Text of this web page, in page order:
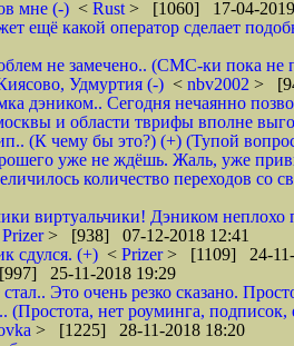
мне (-) < Rust > [1060] 17-04-
ещё какой оператор сделает
не замечено.. (СМС-ки пока
Удмуртия (-) < nbv2002 >
дэником.. Сегодня нечаянно
и области тврифы вполне
(К чему бы это?) (+) (Тупой
уже не ждёшь. Жаль, уже
количество переходов
виртуальчики! Дэником
Prizer> [938] 07-12-2018 12:41
сдулся. (+) < Prizer> [1109] 24-11-
25-11-2018 19:29
Это очень резко сказано.
(Простота, нет роуминга,
> [1225] 28-11-2018 18:20